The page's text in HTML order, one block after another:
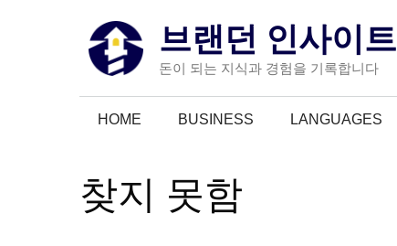
브랜던 인사이트
돈이 되는 지식과 경험을 기록합니다
HOME BUSINESS LANGUAGES
찾지 못함